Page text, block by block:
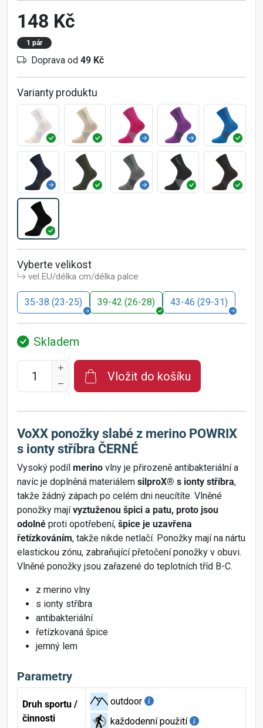
148 Kč
1 pár
Doprava od 49 Kč
Varianty produktu
Vyberte velikost
vel.EU/délka cm/délka palce
35-38 (23-25) 39-42 (26-28) 43-46 (29-31)
Skladem
Vložit do košíku
VoXX ponožky slabé z merino POWRIX
s ionty stříbra ČERNÉ
Vysoký podíl merino vlny je přirozeně antibakteriální a
navíc je doplněná materiálem silproX® s ionty stříbra,
takže žádný zápach po celém dni neucítíte. Vlněné
ponožky majívyztuženou špici a patu, proto jsou
odolné proti opotřebení, špice je uzavřena
řetízkováním, takže nikde netlačí. Ponožky mají na nártu
elastickou zónu, zabraňující přetočení ponožky v obuvi.
Vlněné ponožky jsou zařazené do teplotních tříd B-C.
z merino vlny
s ionty stříbra
antibakteriální
řetízkovaná špice
jemný lem
Parametry
Druh sportu /
činnosti
outdoor
každodenní použití